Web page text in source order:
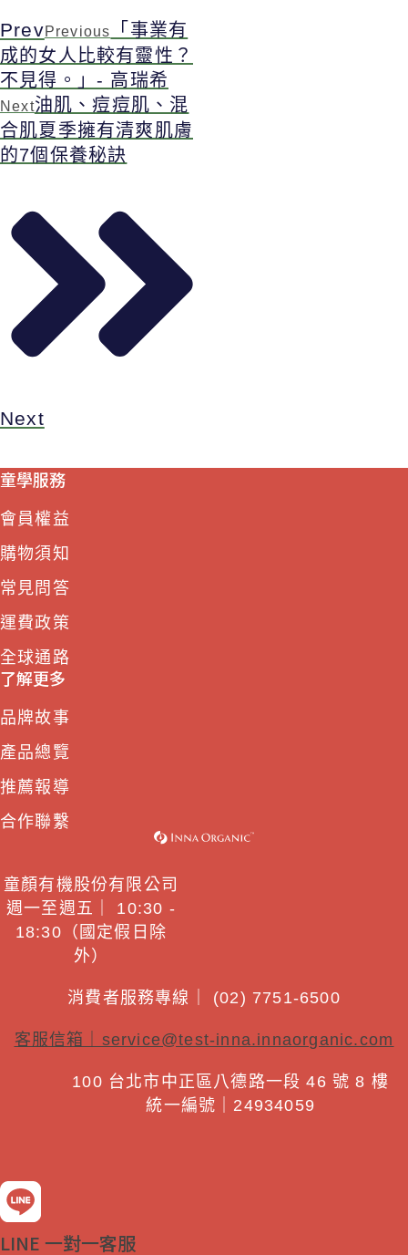
PrevPrevious
「事業有
成的女人比較有靈性？
不見得。」- 高瑞希
Next油肌、痘痘肌、混
合肌夏季擁有清爽肌膚
的7個保養秘訣
Next
童學服務
會員權益
購物須知
常見問答
運費政策
全球通路
了解更多
品牌故事
產品總覽
推薦報導
合作聯繫
童顏有機股份有限公司
週一至週五｜ 10:30 -
18:30（國定假日除
外）
消費者服務專線｜ (02) 7751-6500
客服信箱｜ service@test-inna.innaorganic.com
100 台北市中正區八德路一段 46 號 8 樓
統一編號｜24934059
LINE 一對一客服